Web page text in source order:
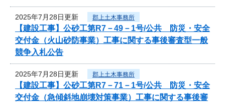
2025年7月28日更新 郡上土木事務所
【建設工事】公砂工第R7－49－1号/公共 防災・安全
交付金（火山砂防事業）工事に関する事後審査型一般
競争入札公告
2025年7月28日更新 郡上土木事務所
【建設工事】公砂工第R7－71－1号/公共 防災・安全
交付金（急傾斜地崩壊対策事業）工事に関する事後審